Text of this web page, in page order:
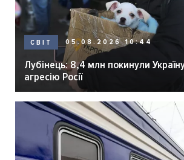
СВІТ 05.08.2026 10:44
Лубінець: 8,4 млн покинули
агресію Росії